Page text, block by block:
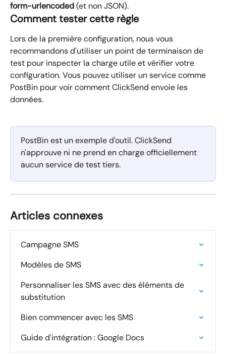
form-urlencoded (et non JSON).
Comment tester cette règle
Lors de la première configuration, nous vous
recommandons d'utiliser un point de terminaison de
test pour inspecter la charge utile et vérifier votre
configuration. Vous pouvez utiliser un service comme
PostBin pour voir comment ClickSend envoie les
données.
PostBin est un exemple d'outil. ClickSend
n'approuve ni ne prend en charge officiellement
aucun service de test tiers.
Articles connexes
Campagne SMS
Modèles de SMS
Personnaliser les SMS avec des éléments de
substitution
Bien commencer avec les SMS
Guide d'intégration : Google Docs